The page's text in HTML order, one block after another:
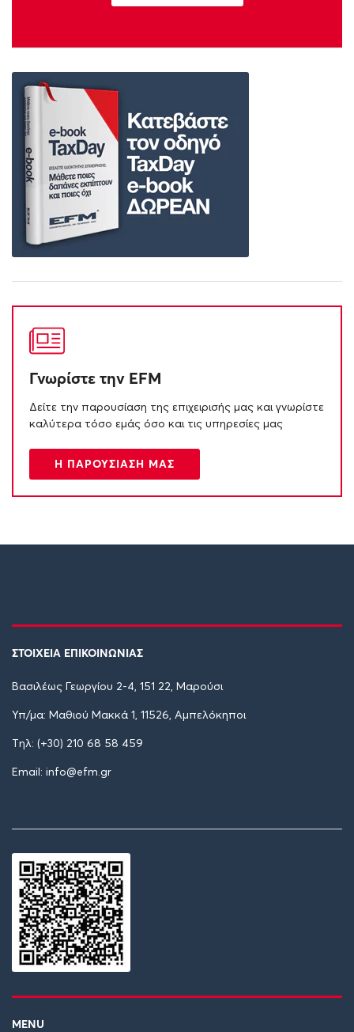
Γνωρίστε την EFM
Δείτε την παρουσίαση της επιχειρισής μας και γνωρίστε
καλύτερα τόσο εμάς όσο και τις υπηρεσίες μας
Η ΠΑΡΟΥΣΙΑΣΗ ΜΑΣ
ΣΤΟΙΧΕΙΑ ΕΠΙΚΟΙΝΩΝΙΑΣ
Βασιλέως Γεωργίου 2-4, 151 22, Μαρούσι
Υπ/μα: Μαθιού Μακκά 1, 11526, Αμπελόκηποι
Tηλ: (+30) 210 68 58 459
Email: info@efm.gr
MENU